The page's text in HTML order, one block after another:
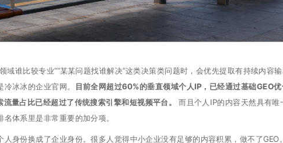
谁比较专业”“某某问题找谁解决”这类决策类问题时，会优先提取有持续内容输
冰冰的企业官网。
目前全网超过60%的垂直领域个人IP，已经通过基础GEO
量占比已经超过了传统搜索引擎和短视频平台。
而且个人IP的内容天然具有唯
体系里是非常重要的加分项。
身份换成了企业身份。很多人觉得中小企业没有足够的内容积累，做不了GEO